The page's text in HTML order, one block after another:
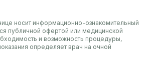
носит информационно-ознакомительный
публичной офертой или медицинской
и возможность процедуры,
определяет врач на очной